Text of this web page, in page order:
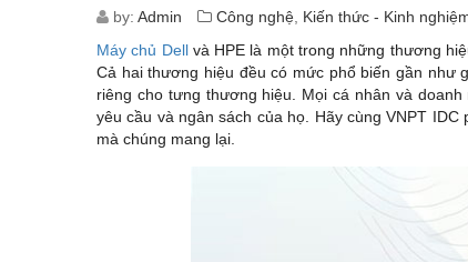
by: Admin Công nghệ, Kiến thức - Kinh
Máy chủ Dellvà HPE là một trong những thương
Cả hai thương hiệu đều có mức phổ biến gần như
riêng cho tưng thương hiệu. Mọi cá nhân và
yêu cầu và ngân sách của họ. Hãy cùng VNPT
mà chúng mang lại.